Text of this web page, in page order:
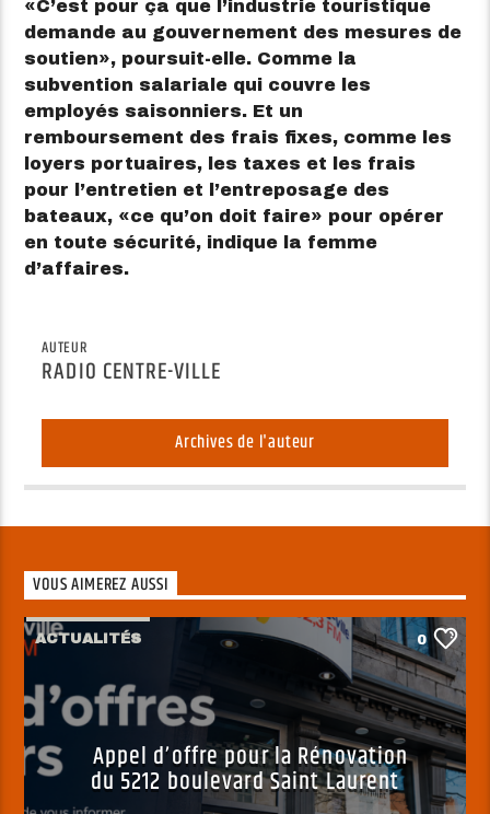
C’est pour ça que l’industrie touristique
demande au gouvernement des mesures de
soutien
, poursuit-elle. Comme la
subvention salariale qui couvre les
employés saisonniers. Et un
remboursement des frais fixes, comme les
loyers portuaires, les taxes et les frais
pour l’entretien et l’entreposage des
bateaux,
ce qu’on doit faire
pour opérer
en toute sécurité, indique la femme
d’affaires.
AUTEUR
RADIO CENTRE-VILLE
Archives de l'auteur
VOUS AIMEREZ AUSSI
ACTUALITÉS 0
Appel d’offre pour la Rénovation
du 5212 boulevard Saint Laurent